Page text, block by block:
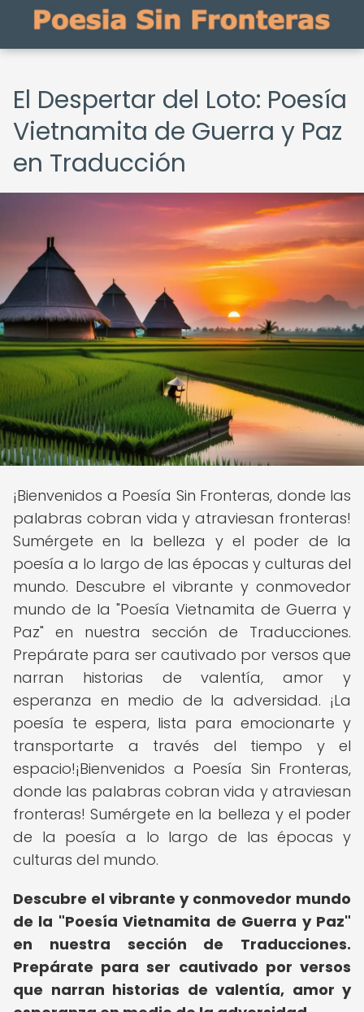
El Despertar del Loto: Poesía
Vietnamita de Guerra y Paz
en Traducción
¡Bienvenidos a Poesía Sin Fronteras, donde las
palabras cobran vida y atraviesan fronteras!
Sumérgete en la belleza y el poder de la
poesía a lo largo de las épocas y culturas del
mundo. Descubre el vibrante y conmovedor
mundo de la "Poesía Vietnamita de Guerra y
Paz" en nuestra sección de Traducciones.
Prepárate para ser cautivado por versos que
narran historias de valentía, amor y
esperanza en medio de la adversidad. ¡La
poesía te espera, lista para emocionarte y
transportarte a través del tiempo y el
espacio!¡Bienvenidos a Poesía Sin Fronteras,
donde las palabras cobran vida y atraviesan
fronteras! Sumérgete en la belleza y el poder
de la poesía a lo largo de las épocas y
culturas del mundo.
Descubre el vibrante y conmovedor mundo
de la "Poesía Vietnamita de Guerra y Paz"
en nuestra sección de Traducciones.
Prepárate para ser cautivado por versos
que narran historias de valentía, amor y